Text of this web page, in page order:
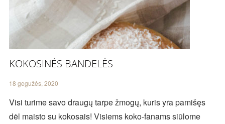
KOKOSINĖS BANDELĖS
18 gegužės, 2020
Visi turime savo draugų tarpe žmogų, kuris yra pamišęs
dėl maisto su kokosais! Visiems koko-fanams siūlome